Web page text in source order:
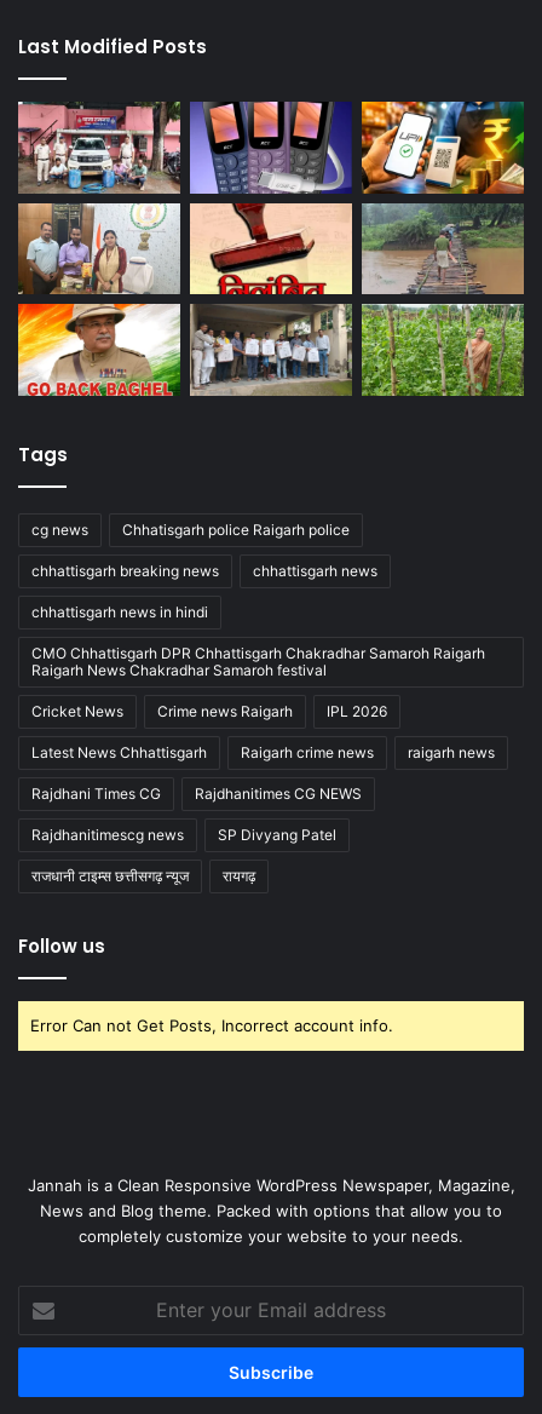
Last Modified Posts
Tags
cg news Chhatisgarh police Raigarh police
chhattisgarh breaking news chhattisgarh news
chhattisgarh news in hindi
CMO Chhattisgarh DPR Chhattisgarh Chakradhar Samaroh Raigarh
Raigarh News Chakradhar Samaroh festival
Cricket News Crime news Raigarh IPL 2026
Latest News Chhattisgarh Raigarh crime news raigarh news
Rajdhani Times CG Rajdhanitimes CG NEWS
Rajdhanitimescg news SP Divyang Patel
राजधानी टाइम्स छत्तीसगढ़ न्यूज रायगढ़
Follow us
Error Can not Get Posts, Incorrect account info.
Jannah is a Clean Responsive WordPress Newspaper, Magazine,
News and Blog theme. Packed with options that allow you to
completely customize your website to your needs.
your
Email